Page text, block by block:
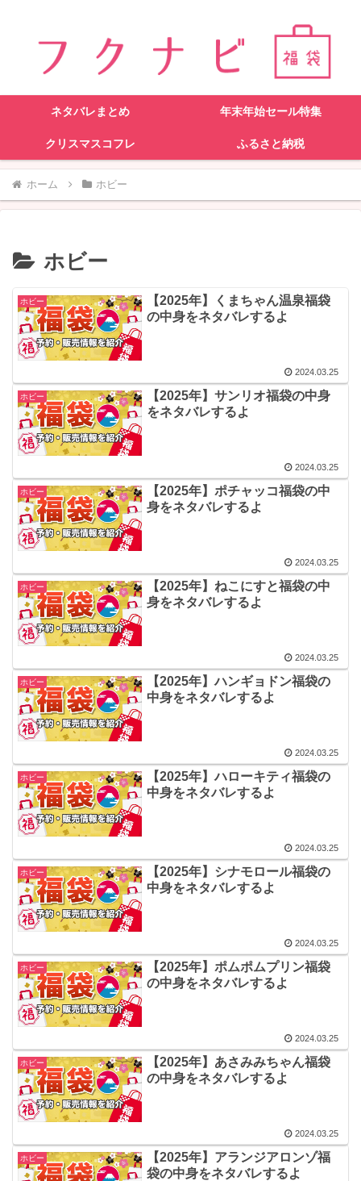
ネタバレまとめ 年末年始セール特集
クリスマスコフレ ふるさと納税
ホーム ホビー
ホビー
ホビー
【2025年】くまちゃん温泉福袋
の中身をネタバレするよ
2024.03.25
ホビー
【2025年】サンリオ福袋の中身
をネタバレするよ
2024.03.25
ホビー
【2025年】ポチャッコ福袋の中
身をネタバレするよ
2024.03.25
ホビー
【2025年】ねこにすと福袋の中
身をネタバレするよ
2024.03.25
ホビー
【2025年】ハンギョドン福袋の
中身をネタバレするよ
2024.03.25
ホビー
【2025年】ハローキティ福袋の
中身をネタバレするよ
2024.03.25
ホビー
【2025年】シナモロール福袋の
中身をネタバレするよ
2024.03.25
ホビー
【2025年】ポムポムプリン福袋
の中身をネタバレするよ
2024.03.25
ホビー
【2025年】あさみみちゃん福袋
の中身をネタバレするよ
2024.03.25
ホビー
【2025年】アランジアロンゾ福
袋の中身をネタバレするよ